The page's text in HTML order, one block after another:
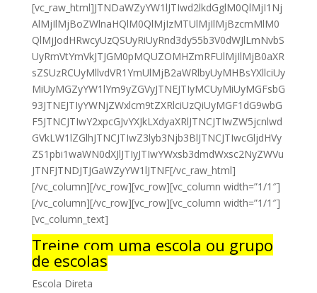
[vc_raw_html]JTNDaWZyYW1lJTIwd2lkdGglM0QlMjI1Nj
AlMjIlMjBoZWlnaHQlM0QlMjIzMTUlMjIlMjBzcmMlM0
QlMjJodHRwcyUzQSUyRiUyRnd3dy55b3V0dWJlLmNvbS
UyRmVtYmVkJTJGM0pMQUZOMHZmRFUlMjIlMjB0aXR
sZSUzRCUyMllvdVR1YmUlMjB2aWRlbyUyMHBsYXllciUy
MiUyMGZyYW1lYm9yZGVyJTNEJTIyMCUyMiUyMGFsbG
93JTNEJTIyYWNjZWxlcm9tZXRlciUzQiUyMGF1dG9wbG
F5JTNCJTIwY2xpcGJvYXJkLXdyaXRlJTNCJTIwZW5jcnlwd
GVkLW1lZGlhJTNCJTIwZ3lyb3Njb3BlJTNCJTIwcGljdHVy
ZS1pbi1waWN0dXJlJTIyJTIwYWxsb3dmdWxsc2NyZWVu
JTNFJTNDJTJGaWZyYW1lJTNF[/vc_raw_html]
[/vc_column][/vc_row][vc_row][vc_column width=”1/1″]
[/vc_column][/vc_row][vc_row][vc_column width=”1/1″]
[vc_column_text]
Treine com uma escola ou grupo
de escolas
Escola Direta